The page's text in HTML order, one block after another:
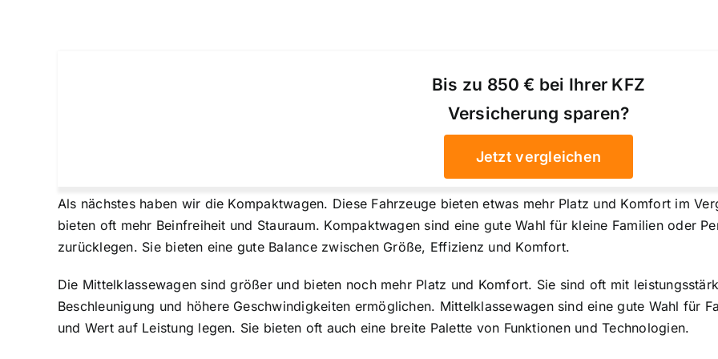
Bis zu 850 € bei Ihrer KFZ
Versicherung sparen?
Jetzt vergleichen
Als nächstes haben wir die Kompaktwagen. Diese Fahrzeuge bieten etwas mehr Platz und Komfort im
bieten oft mehr Beinfreiheit und Stauraum. Kompaktwagen sind eine gute Wahl für kleine Familien oder
zurücklegen. Sie bieten eine gute Balance zwischen Größe, Effizienz und Komfort.
Die Mittelklassewagen sind größer und bieten noch mehr Platz und Komfort. Sie sind oft mit
Beschleunigung und höhere Geschwindigkeiten ermöglichen. Mittelklassewagen sind eine gute Wahl für
und Wert auf Leistung legen. Sie bieten oft auch eine breite Palette von Funktionen und Technologien.